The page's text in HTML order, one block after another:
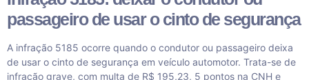
passageiro de usar o cinto de segurança
A infração 5185 ocorre quando o condutor ou passageiro deixa
de usar o cinto de segurança em veículo automotor. Trata-se de
infração grave, com multa de R$ 195,23, 5 pontos na CNH e